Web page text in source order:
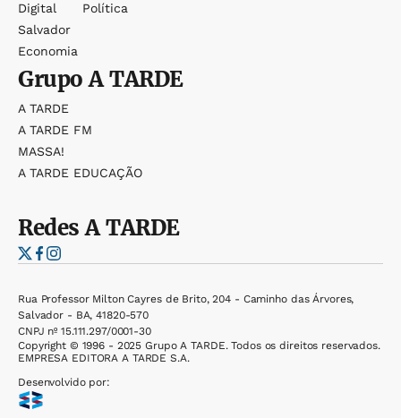
Digital
Salvador
Economia
Política
GrupoA TARDE
A TARDE
A TARDE FM
MASSA!
A TARDE EDUCAÇÃO
RedesA TARDE
Rua Professor Milton Cayres de Brito, 204 - Caminho das Árvores,
Salvador - BA, 41820-570
CNPJ nº 15.111.297/0001-30
Copyright © 1996 - 2025 Grupo A TARDE. Todos os direitos reservados.
EMPRESA EDITORA A TARDE S.A.
Desenvolvido por: